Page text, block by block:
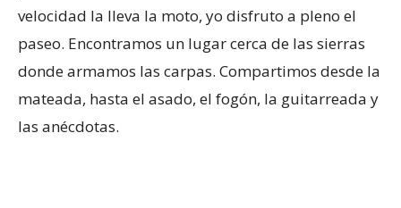
velocidad la lleva la moto, yo disfruto a pleno el
paseo. Encontramos un lugar cerca de las sierras
donde armamos las carpas. Compartimos desde la
mateada, hasta el asado, el fogón, la guitarreada y
las anécdotas.